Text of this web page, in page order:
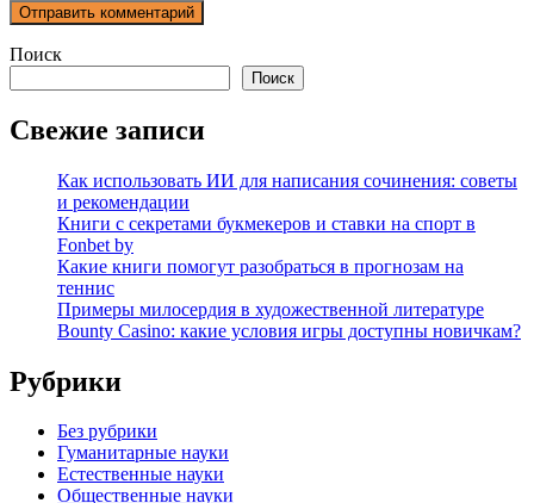
Поиск
Поиск
Свежие записи
Как использовать ИИ для написания сочинения: советы
и рекомендации
Книги с секретами букмекеров и ставки на спорт в
Fonbet by
Какие книги помогут разобраться в прогнозам на
теннис
Примеры милосердия в художественной литературе
Bounty Casino: какие условия игры доступны новичкам?
Рубрики
Без рубрики
Гуманитарные науки
Естественные науки
Общественные науки